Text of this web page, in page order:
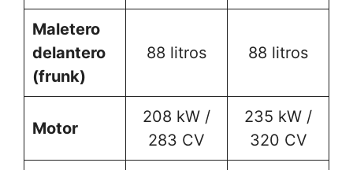
Maletero
delantero
(frunk)
88 litros 88 litros
Motor
208 kW /
283 CV
235 kW /
320 CV